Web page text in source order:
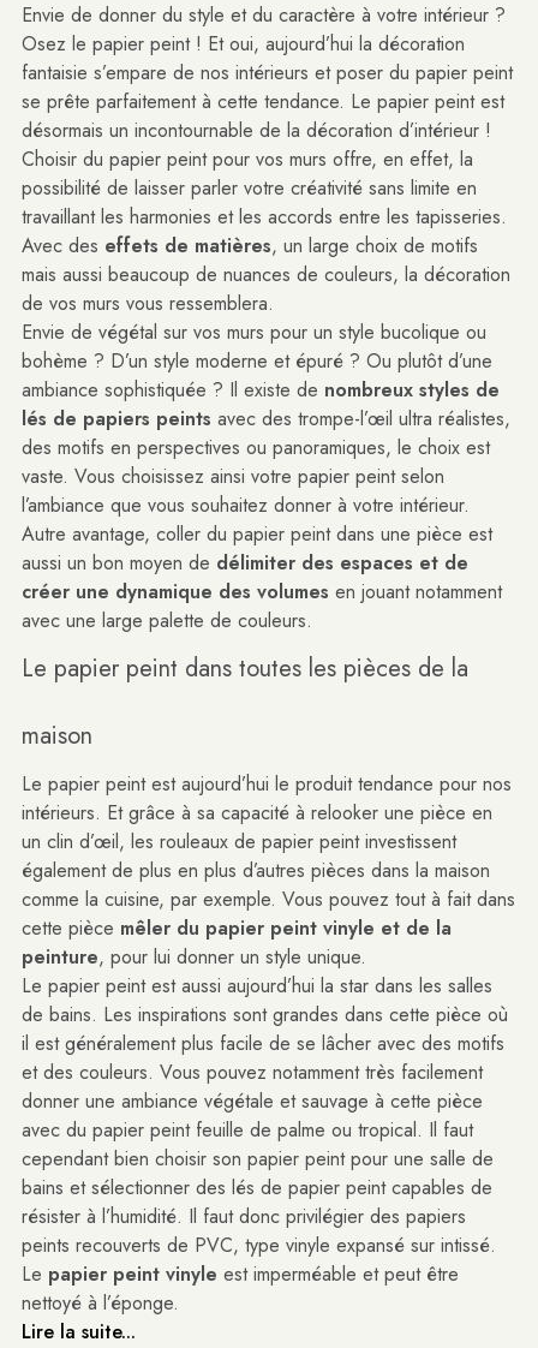
Envie de donner du style et du caractère à votre intérieur ?
Osez le papier peint ! Et oui, aujourd’hui la décoration
fantaisie s’empare de nos intérieurs et poser du papier peint
se prête parfaitement à cette tendance. Le papier peint est
désormais un incontournable de la décoration d’intérieur !
Choisir du papier peint pour vos murs offre, en effet, la
possibilité de laisser parler votre créativité sans limite en
travaillant les harmonies et les accords entre les tapisseries.
Avec des effets de matières, un large choix de motifs
mais aussi beaucoup de nuances de couleurs, la décoration
de vos murs vous ressemblera.
Envie de végétal sur vos murs pour un style bucolique ou
bohème ? D’un style moderne et épuré ? Ou plutôt d’une
ambiance sophistiquée ? Il existe de nombreux styles de
lés de papiers peints avec des trompe-l’œil ultra réalistes,
des motifs en perspectives ou panoramiques, le choix est
vaste. Vous choisissez ainsi votre papier peint selon
l’ambiance que vous souhaitez donner à votre intérieur.
Autre avantage, coller du papier peint dans une pièce est
aussi un bon moyen de délimiter des espaces et de
créer une dynamique des volumes en jouant notamment
avec une large palette de couleurs.
Le papier peint dans toutes les pièces de la
maison
Le papier peint est aujourd’hui le produit tendance pour nos
intérieurs. Et grâce à sa capacité à relooker une pièce en
un clin d’œil, les rouleaux de papier peint investissent
également de plus en plus d’autres pièces dans la maison
comme la cuisine, par exemple. Vous pouvez tout à fait dans
cette pièce mêler du papier peint vinyle et de la
peinture, pour lui donner un style unique.
Le papier peint est aussi aujourd’hui la star dans les salles
de bains. Les inspirations sont grandes dans cette pièce où
il est généralement plus facile de se lâcher avec des motifs
et des couleurs. Vous pouvez notamment très facilement
donner une ambiance végétale et sauvage à cette pièce
avec du papier peint feuille de palme ou tropical. Il faut
cependant bien choisir son papier peint pour une salle de
bains et sélectionner des lés de papier peint capables de
résister à l’humidité. Il faut donc privilégier des papiers
peints recouverts de PVC, type vinyle expansé sur intissé.
Le papier peint vinyle est imperméable et peut être
nettoyé à l’éponge.
Lire la suite...